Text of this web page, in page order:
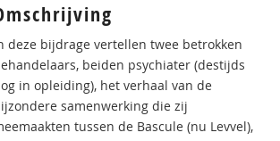
deze bijdrage vertellen twee betrokken
beiden psychiater (destijds
in opleiding), het verhaal van de
samenwerking die zij
tussen de Bascule (nu Levvel),